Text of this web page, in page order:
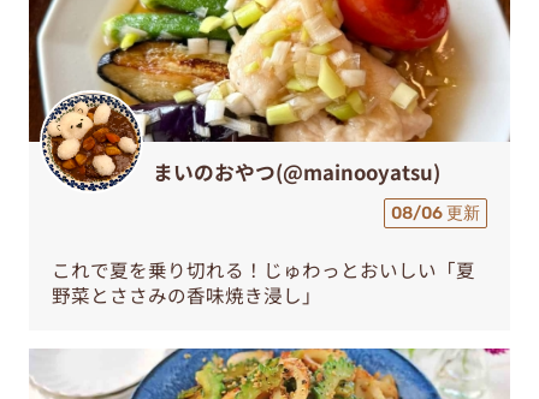
まいのおやつ(@mainooyatsu)
08/06 更新
これで夏を乗り切れる！じゅわっとおいしい「夏
野菜とささみの香味焼き浸し」